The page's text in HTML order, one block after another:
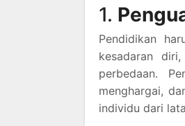
1.
Pendidikan
kesadaran
perbedaan.
menghargai,
individu dari